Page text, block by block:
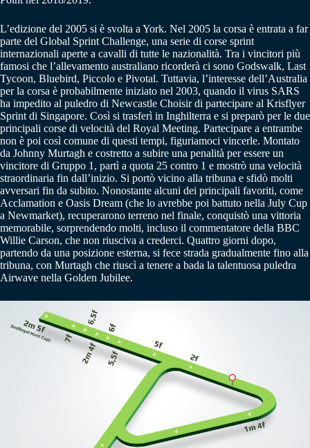
L’edizione del 2005 si è svolta a York. Nel 2005 la corsa è entrata a far
parte del Global Sprint Challenge, una serie di corse sprint
internazionali aperte a cavalli di tutte le nazionalità. Tra i vincitori più
famosi che l’allevamento australiano ricorderà ci sono Godswalk, Last
Tycoon, Bluebird, Piccolo e Pivotal. Tuttavia, l’interesse dell’Australia
per la corsa è probabilmente iniziato nel 2003, quando il virus SARS
ha impedito al puledro di Newcastle Choisir di partecipare al Krisflyer
Sprint di Singapore. Così si trasferì in Inghilterra e si preparò per le due
principali corse di velocità del Royal Meeting. Partecipare a entrambe
non è poi così comune di questi tempi, figuriamoci vincerle. Montato
da Johnny Murtagh e costretto a subire una penalità per essere un
vincitore di Gruppo 1, partì a quota 25 contro 1 e mostrò una velocità
straordinaria fin dall’inizio. Si portò vicino alla tribuna e sfidò molti
avversari fin da subito. Nonostante alcuni dei principali favoriti, come
Acclamation e Oasis Dream (che lo avrebbe poi battuto nella July Cup
a Newmarket), recuperarono terreno nel finale, conquistò una vittoria
memorabile, sorprendendo molti, incluso il commentatore della BBC
Willie Carson, che non riusciva a crederci. Quattro giorni dopo,
partendo da una posizione esterna, si fece strada gradualmente fino alla
tribuna, con Murtagh che riuscì a tenere a bada la talentuosa puledra
Airwave nella Golden Jubilee.